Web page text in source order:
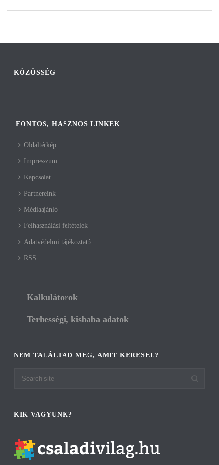
KÖZÖSSÉG
FONTOS, HASZNOS LINKEK
Oldaltérkép
Impresszum
Kapcsolat
Partnereink
Médiaajánló
Felhasználási feltételek
Adatvédelmi tájékoztató
RSS
Kalkulátorok
Terhességi, kisbaba adatok
NEM TALÁLTAD MEG, AMIT KERESEL?
KIK VAGYUNK?